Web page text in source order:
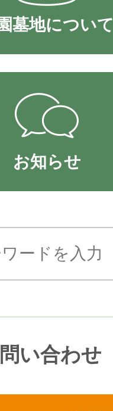
墓地について
お知らせ
い合わせ